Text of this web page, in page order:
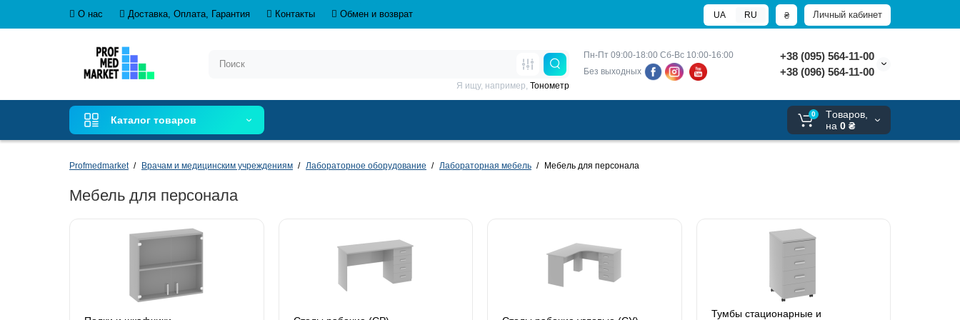
О нас Доставка, Оплата, Гарантия Контакты Обмен и возврат Личный кабинет
₴
UA RU
Пн-Пт 09:00-18:00 Сб-Вс 10:00-16:00
Без выходных
+38 (095) 564-11-00
+38 (096) 564-11-00
Я ищу, например, Тонометр
Каталог товаров
0
Tоваров,
на 0 ₴
Profmedmarket Врачам и медицинским учреждениям Лабораторное оборудование Лабораторная мебель Мебель для персонала
Мебель для персонала
Тумбы стационарные и